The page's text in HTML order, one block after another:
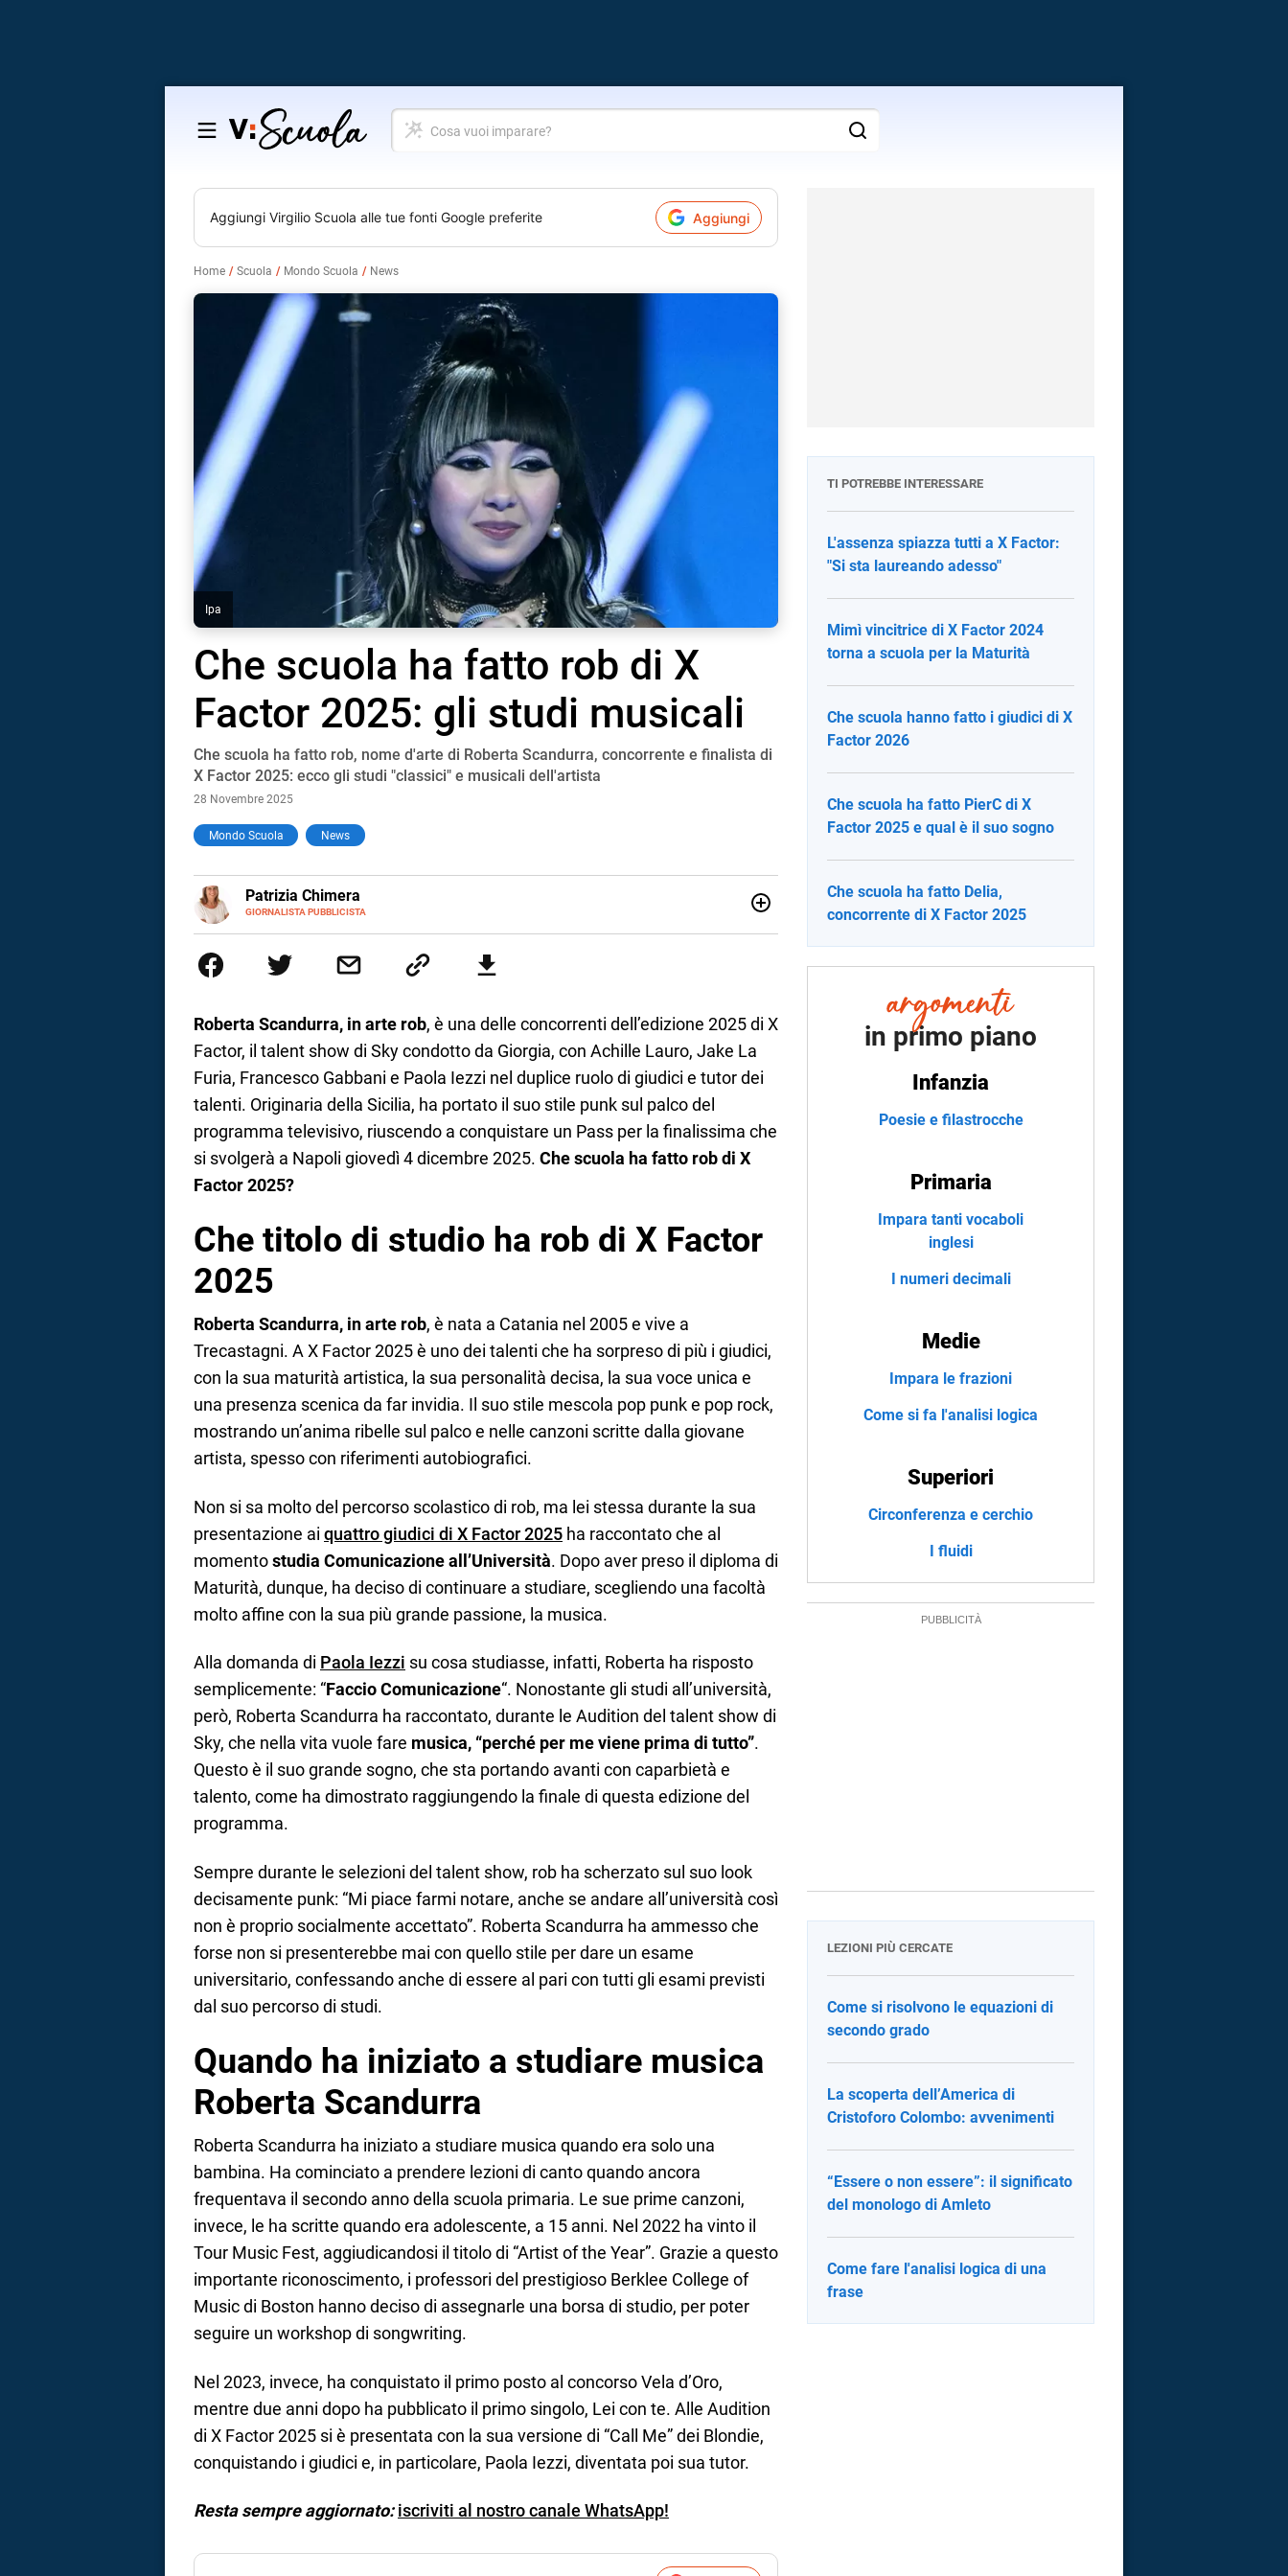
Salta
contenuto
Cosa
vuoi
Aggiungi Virgilio Scuola alle tue fonti Google preferite Aggiungi
Home Scuola Mondo Scuola News
Ipa
Che scuola ha fatto rob di X
Factor 2025: gli studi musicali
Che scuola ha fatto rob, nome d'arte di Roberta Scandurra, concorrente e finalista di
X Factor 2025: ecco gli studi "classici" e musicali dell'artista
28 Novembre 2025
Mondo Scuola News
Patrizia Chimera
GIORNALISTA PUBBLICISTA
E-
MAIL
LINKEDIN
comunicazione specializzandosi nella scrittura di articoli sul mondo scolastico.
Roberta Scandurra, in arte rob, è una delle concorrenti dell’edizione 2025 di X
Factor, il talent show di Sky condotto da Giorgia, con Achille Lauro, Jake La
Furia, Francesco Gabbani e Paola Iezzi nel duplice ruolo di giudici e tutor dei
talenti. Originaria della Sicilia, ha portato il suo stile punk sul palco del
programma televisivo, riuscendo a conquistare un Pass per la finalissima che
si svolgerà a Napoli giovedì 4 dicembre 2025. Che scuola ha fatto rob di X
Factor 2025?
Che titolo di studio ha rob di X Factor
2025
Roberta Scandurra, in arte rob, è nata a Catania nel 2005 e vive a
Trecastagni. A X Factor 2025 è uno dei talenti che ha sorpreso di più i giudici,
con la sua maturità artistica, la sua personalità decisa, la sua voce unica e
una presenza scenica da far invidia. Il suo stile mescola pop punk e pop rock,
mostrando un’anima ribelle sul palco e nelle canzoni scritte dalla giovane
artista, spesso con riferimenti autobiografici.
Non si sa molto del percorso scolastico di rob, ma lei stessa durante la sua
presentazione ai quattro giudici di X Factor 2025 ha raccontato che al
momentostudia Comunicazione all’Università. Dopo aver preso il diploma di
Maturità, dunque, ha deciso di continuare a studiare, scegliendo una facoltà
molto affine con la sua più grande passione, la musica.
Alla domanda di Paola Iezzi su cosa studiasse, infatti, Roberta ha risposto
semplicemente: “Faccio Comunicazione“. Nonostante gli studi all’università,
però, Roberta Scandurra ha raccontato, durante le Audition del talent show di
Sky, che nella vita vuole fare musica, “perché per me viene prima di tutto”.
Questo è il suo grande sogno, che sta portando avanti con caparbietà e
talento, come ha dimostrato raggiungendo la finale di questa edizione del
programma.
Sempre durante le selezioni del talent show, rob ha scherzato sul suo look
decisamente punk: “Mi piace farmi notare, anche se andare all’università così
non è proprio socialmente accettato”. Roberta Scandurra ha ammesso che
forse non si presenterebbe mai con quello stile per dare un esame
universitario, confessando anche di essere al pari con tutti gli esami previsti
dal suo percorso di studi.
Quando ha iniziato a studiare musica
Roberta Scandurra
Roberta Scandurra ha iniziato a studiare musica quando era solo una
bambina. Ha cominciato a prendere lezioni di canto quando ancora
frequentava il secondo anno della scuola primaria. Le sue prime canzoni,
invece, le ha scritte quando era adolescente, a 15 anni. Nel 2022 ha vinto il
Tour Music Fest, aggiudicandosi il titolo di “Artist of the Year”. Grazie a questo
importante riconoscimento, i professori del prestigioso Berklee College of
Music di Boston hanno deciso di assegnarle una borsa di studio, per poter
seguire un workshop di songwriting.
Nel 2023, invece, ha conquistato il primo posto al concorso Vela d’Oro,
mentre due anni dopo ha pubblicato il primo singolo, Lei con te. Alle Audition
di X Factor 2025 si è presentata con la sua versione di “Call Me” dei Blondie,
conquistando i giudici e, in particolare, Paola Iezzi, diventata poi sua tutor.
Resta sempre aggiornato: iscriviti al nostro canale WhatsApp!
TI POTREBBE INTERESSARE
L'assenza spiazza tutti a X Factor:
"Si sta laureando adesso"
Mimì vincitrice di X Factor 2024
torna a scuola per la Maturità
Che scuola hanno fatto i giudici di X
Factor 2026
Che scuola ha fatto PierC di X
Factor 2025 e qual è il suo sogno
Che scuola ha fatto Delia,
concorrente di X Factor 2025
in primo piano
Infanzia
Poesie e filastrocche
Primaria
Impara tanti vocaboli
inglesi
I numeri decimali
Medie
Impara le frazioni
Come si fa l'analisi logica
Superiori
Circonferenza e cerchio
I fluidi
LEZIONI PIÙ CERCATE
Come si risolvono le equazioni di
secondo grado
La scoperta dell’America di
Cristoforo Colombo: avvenimenti
“Essere o non essere”: il significato
del monologo di Amleto
Come fare l'analisi logica di una
frase